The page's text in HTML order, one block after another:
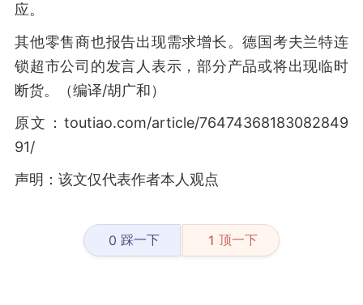
应。
其他零售商也报告出现需求增长。德国考夫兰特连
锁超市公司的发言人表示，部分产品或将出现临时
断货。（编译/胡广和）
原文：toutiao.com/article/76474368183082849
91/
声明：该文仅代表作者本人观点
0 踩一下 1 顶一下